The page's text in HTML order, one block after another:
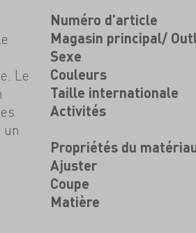
Le
Numéro d'article
Magasin principal/
Sexe
Couleurs
Taille internationale
Activités
Propriétés du
Ajuster
Coupe
Matière